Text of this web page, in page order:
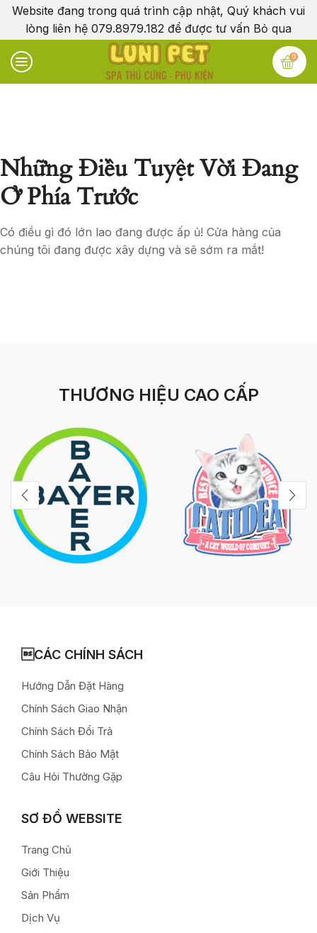
Website đang trong quá trình cập nhật, Quý khách vui
lòng liên hệ 079.8979.182 để được tư vấn Bỏ qua
0
Những Điều Tuyệt Vời Đang
Ở Phía Trước
Có điều gì đó lớn lao đang được ấp ủ! Cửa hàng của
chúng tôi đang được xây dựng và sẽ sớm ra mắt!
THƯƠNG HIỆU CAO CẤP
CÁC CHÍNH SÁCH
Hướng Dẫn Đặt Hàng
Chính Sách Giao Nhận
Chính Sách Đổi Trả
Chính Sách Bảo Mật
Câu Hỏi Thường Gặp
SƠ ĐỒ WEBSITE
Trang Chủ
Giới Thiệu
Sản Phẩm
Dịch Vụ